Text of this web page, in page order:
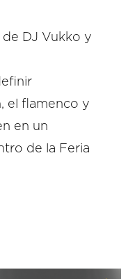
DJ Vukko y
el flamenco y
en un
de la Feria